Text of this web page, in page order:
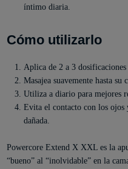
íntimo diaria.
Cómo utilizarlo
Aplica de 2 a 3 dosificaciones
Masajea suavemente hasta su
Utiliza a diario para mejores
Evita el contacto con los
dañada.
Powercore Extend X XXL es la
“bueno” al “inolvidable” en la